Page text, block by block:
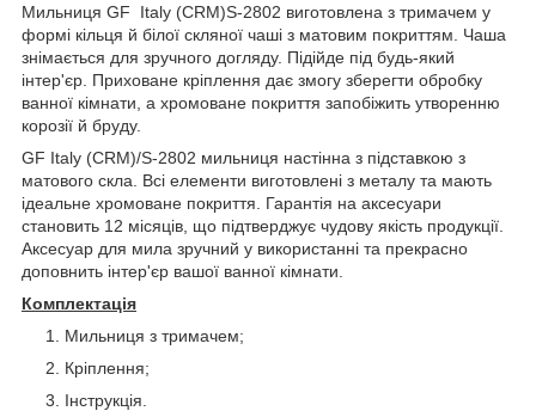
Мильниця GF Italy (CRM)S-2802 виготовлена з тримачем у
формі кільця й білої скляної чаші з матовим покриттям. Чаша
знімається для зручного догляду. Підійде під будь-який
інтер'єр. Приховане кріплення дає змогу зберегти обробку
ванної кімнати, а хромоване покриття запобіжить утворенню
корозії й бруду.
GF Italy (CRM)/S-2802 мильниця настінна з підставкою з
матового скла. Всі елементи виготовлені з металу та мають
ідеальне хромоване покриття. Гарантія на аксесуари
становить 12 місяців, що підтверджує чудову якість продукції.
Аксесуар для мила зручний у використанні та прекрасно
доповнить інтер'єр вашої ванної кімнати.
Комплектація
Мильниця з тримачем;
Кріплення;
Інструкція.